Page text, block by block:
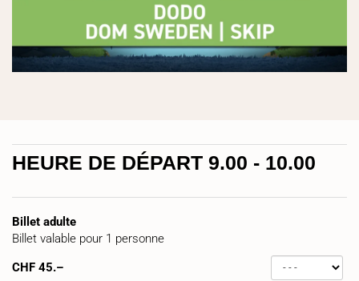
HEURE DE DÉPART 9.00 - 10.00
Billet adulte
Billet valable pour 1 personne
CHF 45.–